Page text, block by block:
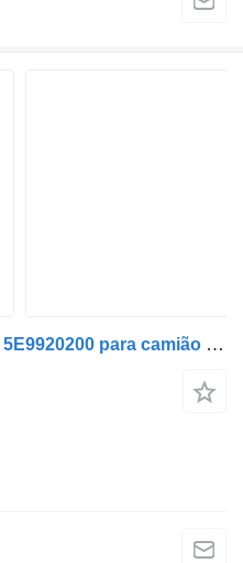
Ar condicionado automóvel 5E9920200 para camião tractor IVECO Stralis | 12